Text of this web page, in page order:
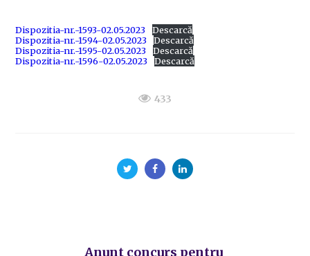
Dispozitia-nr.-1593-02.05.2023
Descarcă
Dispozitia-nr.-1594-02.05.2023
Descarcă
Dispozitia-nr.-1595-02.05.2023
Descarcă
Dispozitia-nr.-1596-02.05.2023
Descarcă
433
Anunt concurs pentru